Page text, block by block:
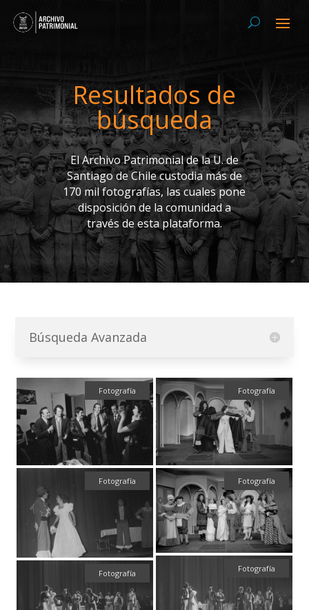
Resultados de
búsqueda
El Archivo Patrimonial de la U. de
Santiago de Chile custodia más de
170 mil fotografías, las cuales pone
disposición de la comunidad a
través de esta plataforma.
Búsqueda Avanzada
Fotografía Fotografía
Fotografía
Fotografía
Fotografía
Fotografía